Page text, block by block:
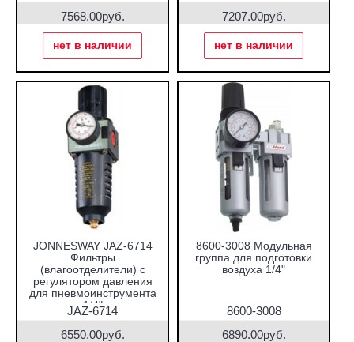
7568.00руб.
нет в наличии
7207.00руб.
нет в наличии
JONNESWAY JAZ-6714
Фильтры
(влагоотделители) с
регулятором давления
для пневмоинструмента
1/4"
JAZ-6714
6550.00руб.
8600-3008 Модульная
группа для подготовки
воздуха 1/4"
8600-3008
6890.00руб.